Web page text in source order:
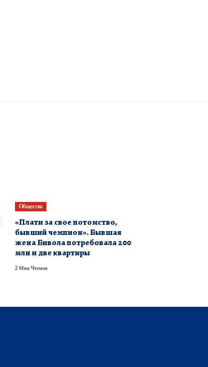
Общество
«Плати за свое потомство,
бывший чемпион». Бывшая
жена Бивола потребовала 200
млн и две квартиры
2 Мин Чтения